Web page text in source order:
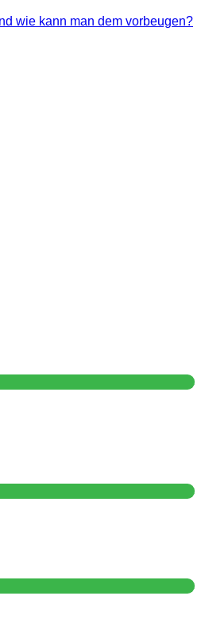
wie kann man dem vorbeugen?